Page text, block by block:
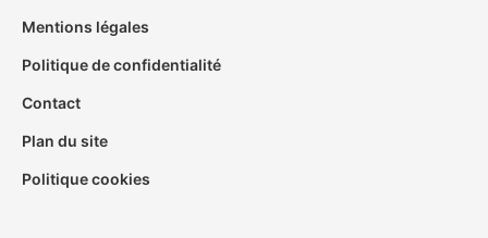
Mentions légales
Politique de confidentialité
Contact
Plan du site
Politique cookies